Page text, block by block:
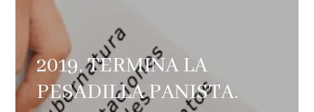
2019, TERMINA LA
PESADILLA PANISTA.